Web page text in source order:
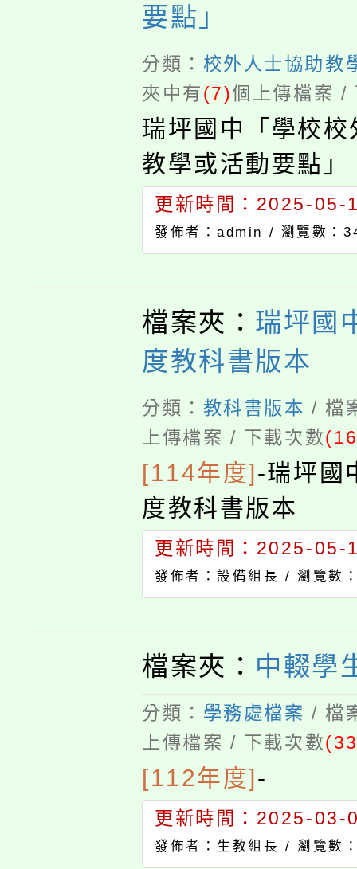
要點」
分類： 校外人士協助教
夾中有(7)個上傳檔案 /
瑞坪國中「學校
教學或活動要點」
更新時間：2025-05-
發佈者：admin / 瀏覽數：
檔案夾： 瑞坪國
度教科書版本
分類： 教科書版本 / 檔
上傳檔案 / 下載次數
[114年度]-瑞坪國
度教科書版本
更新時間：2025-05-
發佈者：設備組長 /瀏覽數
檔案夾： 中輟學
分類： 學務處檔案 / 檔
上傳檔案 / 下載次數
[112年度]-
更新時間：2025-03-
發佈者：生教組長 /瀏覽數